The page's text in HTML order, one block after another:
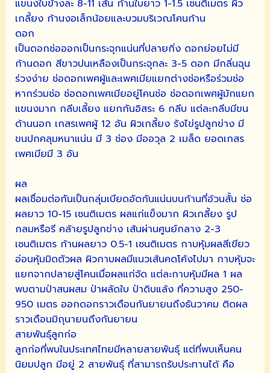
แขนงใบข้างละ 8-11 เส้น ก้านใบยาว 1-1.5 เซนติเมตร ผิว
เกลี้ยง ก้านงอเล็กน้อยและบวมบริเวณโคนก้าน
ดอก
เป็นดอกช่อออกเป็นกระจุกแน่นที่ปลายกิ่ง ดอกย่อยไม่มี
ก้านดอก สีขาวปนเหลืองเป็นกระจุกละ 3-5 ดอก มีกลิ่นฉุน
ร่วงง่าย ช่อดอกเพศผู้และเพศเมียแยกต่างช่อหรือร่วมช่อ
หากร่วมช่อ ช่อดอกเพศเมียอยู่โคนช่อ ช่อดอกเพศผู้มักแยก
แขนงมาก กลีบเลี้ยง แยกกันอิสระ 6 กลีบ แต่ละกลีบมีขน
ด้านนอก เกสรเพศผู้ 12 อัน ผิวเกลี้ยง รังไข่รูปลูกข่าง มี
ขนปกคลุมหนาแน่น มี 3 ช่อง มีออวุล 2 เมล็ด ยอดเกสร
เพศเมียมี 3 อัน
ผล
ผลเชื่อมต่อกันเป็นกลุ่มเบียดอัดกันแน่นบนก้านที่อ้วนสั้น ช่อ
ผลยาว 10-15 เซนติเมตร ผลแก่แข็งมาก ผิวเกลี้ยง รูป
กลมหรือรี คล้ายรูปลูกข่าง เส้นผ่านศูนย์กลาง 2-3
เซนติเมตร ก้านผลยาว 0.5-1 เซนติเมตร กาบหุ้มผลสีเขียว
อ่อนหุ้มมิดตัวผล ผิวกาบผลมีแนวเส้นคดโค้งไปมา กาบหุ้มจะ
แยกจากปลายสู่โคนเมื่อผลแก่จัด แต่ละกาบหุ้มมีผล 1 ผล
พบตามป่าสนผสม ป่าผลัดใบ ป่าดิบแล้ง ที่ความสูง 250-
950 เมตร ออกดอกราวเดือนกันยายนถึงธันวาคม ติดผล
ราวเดือนมิถุนายนถึงกันยายน
สายพันธุ์ลูกก่อ
ลูกก่อที่พบในประเทศไทยมีหลายสายพันธุ์ แต่ที่พบเห็นคน
นิยมปลูก มีอยู่ 2 สายพันธุ์ ที่สามารถรับประทานได้ คือ